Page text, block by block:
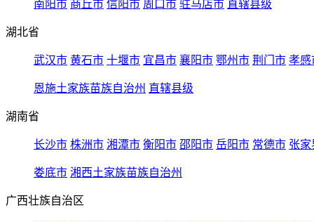
南阳市 商丘市 信阳市 周口市 驻马店市 直辖县级
湖北省
武汉市 黄石市 十堰市 宜昌市 襄阳市 鄂州市 荆门市 孝感
恩施土家族苗族自治州 直辖县级
湖南省
长沙市 株洲市 湘潭市 衡阳市 邵阳市 岳阳市 常德市 张家
娄底市 湘西土家族苗族自治州
广西壮族自治区